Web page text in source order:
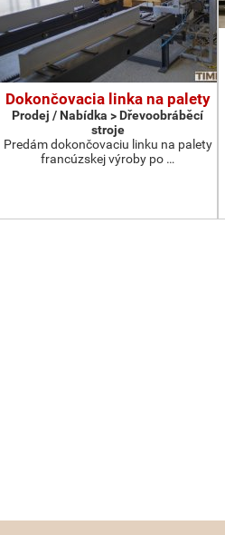
Dokončovacia linka na palety
Prodej / Nabídka > Dřevoobráběcí
stroje
Predám dokončovaciu linku na palety
francúzskej výroby po …